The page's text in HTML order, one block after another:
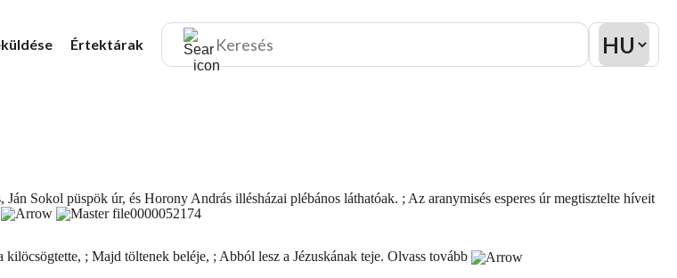
Értektárak
Sokol püspök úr, és Horony András illésházai plébános láthatóak. ; Az aranymisés esperes úr megtisztelte híveit
; Majd töltenek beléje, ; Abból lesz a Jézuskának teje. Olvass tovább